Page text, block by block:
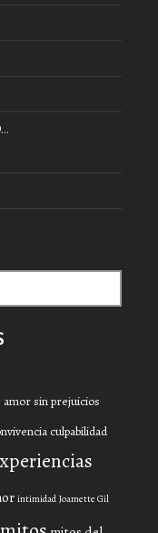
amor sin prejuicios
culpabilidad
intimidad Joamette Gil